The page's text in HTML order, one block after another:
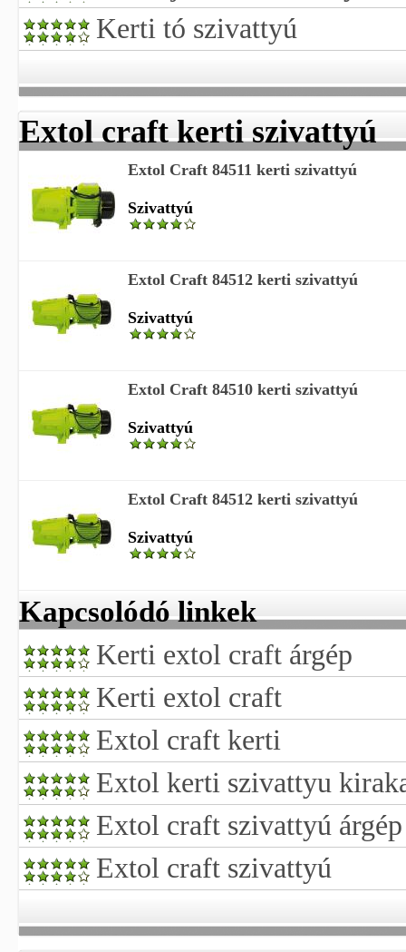
Kerti tó szivattyú
Extol craft kerti szivattyú
Extol Craft 84511 kerti szivattyú
Szivattyú
Extol Craft 84512 kerti szivattyú
Szivattyú
Extol Craft 84510 kerti szivattyú
Szivattyú
Extol Craft 84512 kerti szivattyú
Szivattyú
Kapcsolódó linkek
Kerti extol craft árgép
Kerti extol craft
Extol craft kerti
Extol kerti szivattyu
Extol craft szivattyú árgép
Extol craft szivattyú